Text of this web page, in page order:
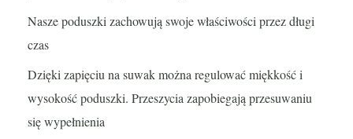
Nasze poduszki zachowują swoje właściwości przez długi
czas
Dzięki zapięciu na suwak można regulować miękkość i
wysokość poduszki. Przeszycia zapobiegają przesuwaniu
się wypełnienia